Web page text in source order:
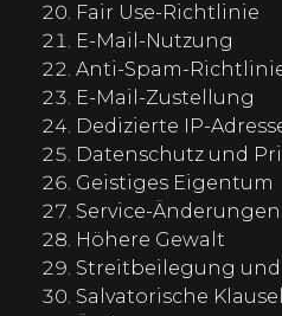
Fair Use-Richtlinie
E-Mail-Nutzung
Anti-Spam-
E-Mail-Zustellung
Dedizierte IP-
Datenschutz und
Geistiges Eigentum
Service-Änderungen
Höhere Gewalt
Streitbeilegung
Salvatorische Klausel